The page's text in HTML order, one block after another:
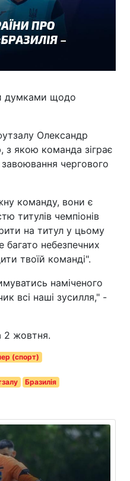
думками щодо
Олександр
з якою команда зіграє
чергового
команду, вони є
титулів чемпіонів
на титул у цьому
багато небезпечних
твоїй команді".
наміченого
всі наші зусилля," -
2 жовтня.
(спорт)
Бразилія